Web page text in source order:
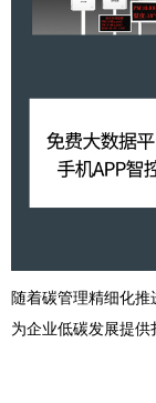
随着碳管理精细化推
为企业低碳发展提供